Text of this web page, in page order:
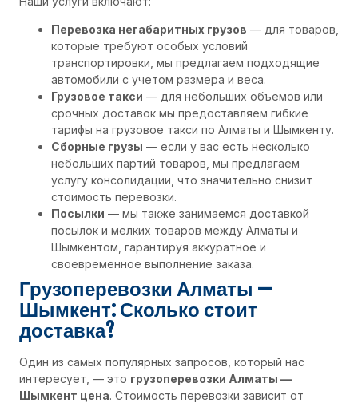
Перевозка негабаритных грузов — для товаров,
которые требуют особых условий
транспортировки, мы предлагаем подходящие
автомобили с учетом размера и веса.
Грузовое такси — для небольших объемов или
срочных доставок мы предоставляем гибкие
тарифы на грузовое такси по Алматы и Шымкенту.
Сборные грузы — если у вас есть несколько
небольших партий товаров, мы предлагаем
услугу консолидации, что значительно снизит
стоимость перевозки.
Посылки — мы также занимаемся доставкой
посылок и мелких товаров между Алматы и
Шымкентом, гарантируя аккуратное и
своевременное выполнение заказа.
Грузоперевозки Алматы —
Шымкент: Сколько стоит
доставка?
Один из самых популярных запросов, который нас
интересует, — это грузоперевозки Алматы —
Шымкент цена. Стоимость перевозки зависит от